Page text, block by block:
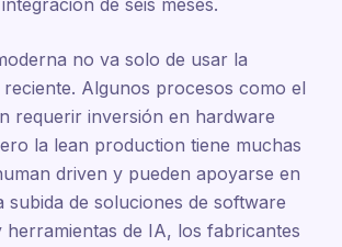
de seis meses.
no va solo de usar la
reciente. Algunos procesos como el
requerir inversión en hardware
la lean production tiene muchas
driven y pueden apoyarse en
subida de soluciones de software
herramientas de IA, los fabricantes